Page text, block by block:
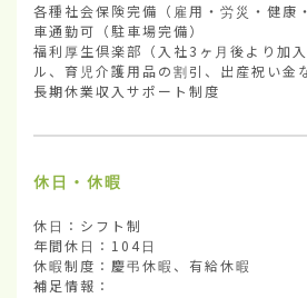
各種社会保険完備（雇用・労災・健康
車通勤可（駐車場完備）
福利厚生倶楽部（入社3ヶ月後より加
ル、育児介護用品の割引、出産祝い金
長期休業収入サポート制度
休日・休暇
休日：シフト制
年間休日：104日
休暇制度：慶弔休暇、有給休暇
補足情報：